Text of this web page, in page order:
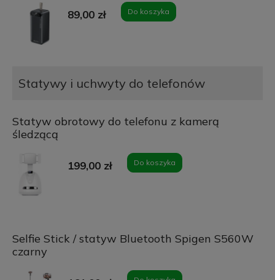
89,00 zł Do koszyka
Statywy i uchwyty do telefonów
Statyw obrotowy do telefonu z kamerą
śledzącą
199,00 zł Do koszyka
Selfie Stick / statyw Bluetooth Spigen S560W
czarny